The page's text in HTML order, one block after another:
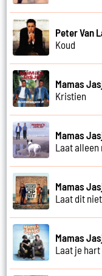
Peter Van
Koud
Mamas
Kristien
Mamas
Laat alleen
Mamas
Laat dit
Mamas
Laat je